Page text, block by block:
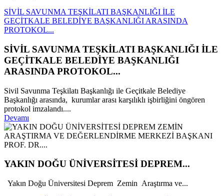
SİVİL SAVUNMA TEŞKİLATI BAŞKANLIĞI İLE
GEÇİTKALE BELEDİYE BAŞKANLIĞI ARASINDA
PROTOKOL...
SİVİL SAVUNMA TEŞKİLATI BAŞKANLIĞI İLE
GEÇİTKALE BELEDİYE BAŞKANLIĞI
ARASINDA PROTOKOL...
Sivil Savunma Teşkilatı Başkanlığı ile Geçitkale Belediye
Başkanlığı arasında, kurumlar arası karşılıklı işbirliğini öngören
protokol imzalandı....
Devamı
YAKIN DOĞU ÜNİVERSİTESİ DEPREM...
Yakın Doğu Üniversitesi Deprem Zemin Araştırma ve...